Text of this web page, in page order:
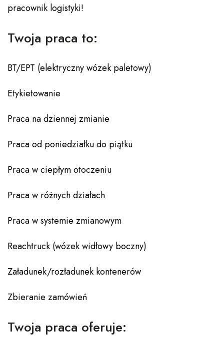
pracownik logistyki!
Twoja praca to:
BT/EPT (elektryczny wózek paletowy)
Etykietowanie
Praca na dziennej zmianie
Praca od poniedziałku do piątku
Praca w ciepłym otoczeniu
Praca w różnych działach
Praca w systemie zmianowym
Reachtruck (wózek widłowy boczny)
Załadunek/rozładunek kontenerów
Zbieranie zamówień
Twoja praca oferuje: